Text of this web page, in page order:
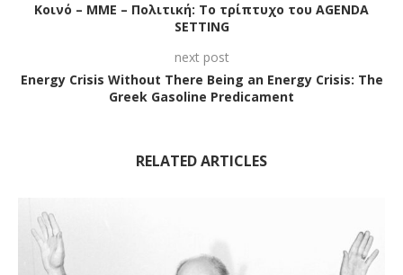
Κοινό – ΜΜΕ – Πολιτική: Το τρίπτυχο του AGENDA
SETTING
next post
Energy Crisis Without There Being an Energy Crisis: The
Greek Gasoline Predicament
RELATED ARTICLES